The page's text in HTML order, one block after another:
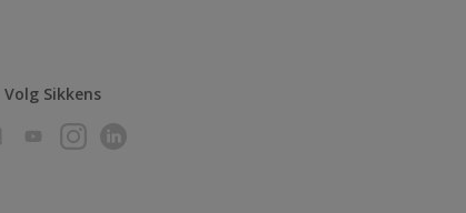
Volg Sikkens